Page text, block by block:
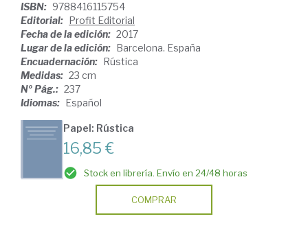
ISBN: 9788416115754
Editorial: Profit Editorial
Fecha de la edición: 2017
Lugar de la edición: Barcelona. España
Encuadernación: Rústica
Medidas: 23 cm
Nº Pág.: 237
Idiomas: Español
Papel: Rústica
16,85 €
Stock en librería. Envío en 24/48 horas
COMPRAR